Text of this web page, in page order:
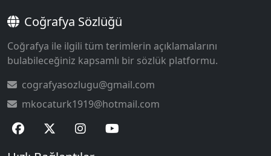
Coğrafya Sözlüğü
Coğrafya ile ilgili tüm terimlerin açıklamalarını
bulabileceğiniz kapsamlı bir sözlük platformu.
cografyasozlugu@gmail.com
mkocaturk1919@hotmail.com